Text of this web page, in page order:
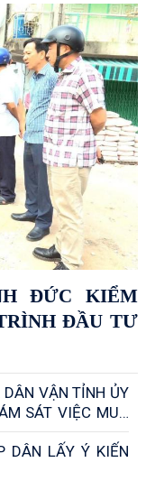
ĐỨC KIỂM
ĐẦU TƯ
DÂN VẬN TỈNH ỦY
SÁT VIỆC MUA
VIỆC KHAI THÁC,
DÂN LẤY Ý KIẾN